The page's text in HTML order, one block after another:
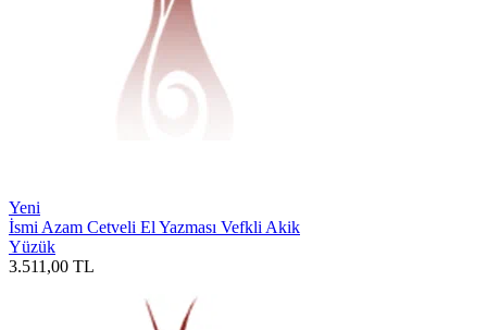
Yeni
İsmi Azam Cetveli El Yazması Vefkli Akik
Yüzük
3.511,00 TL